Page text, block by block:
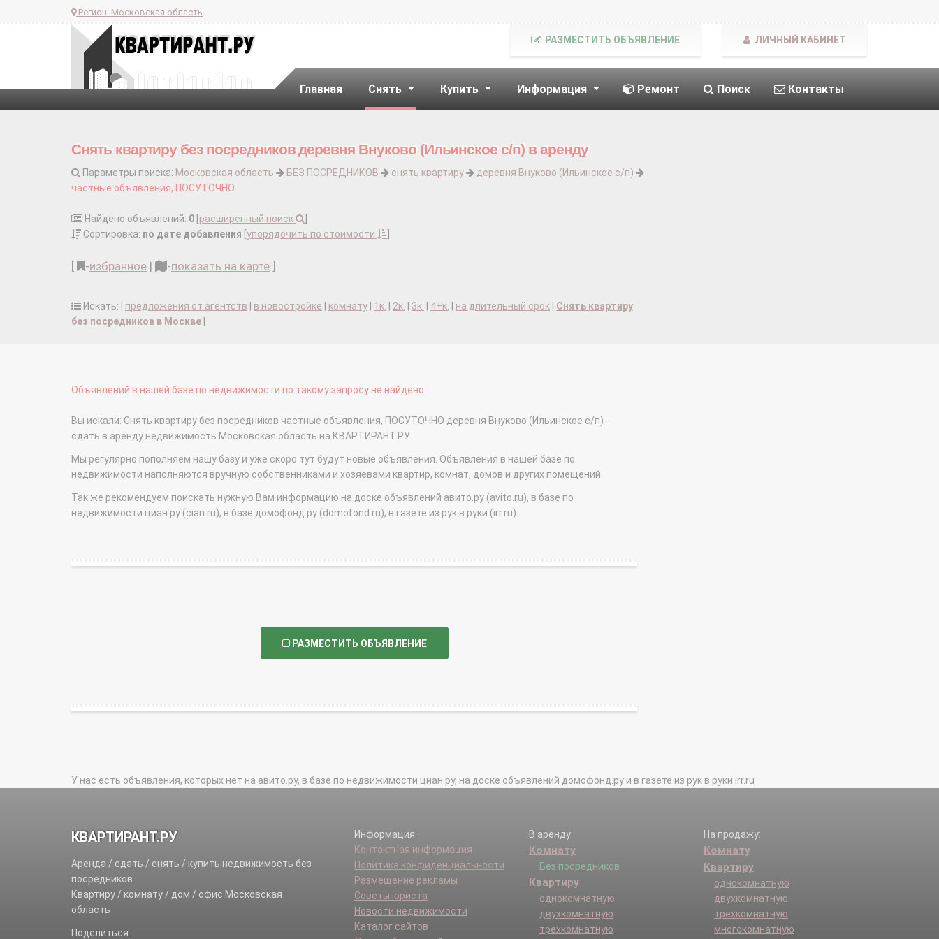
Регион: Московская область
Главная Снять Купить Информация Ремонт Поиск Контакты
РАЗМЕСТИТЬ ОБЪЯВЛЕНИЕ ЛИЧНЫЙ КАБИНЕТ
Снять квартиру без посредников деревня Внуково (Ильинское с/п) в аренду
Параметры поиска: Московская область БЕЗ ПОСРЕДНИКОВ снять квартиру
деревня Внуково (Ильинское с/п)
частные объявления, ПОСУТОЧНО
Найдено объявлений: 0 расширенный поиск
Сортировка: по дате добавления упорядочить по стоимости
-избранное | -показать на карте
Искать: | предложения от агентств в новостройке комнату 1к. 2к. 3к. 4+к. на длительный срок
Снять квартиру
без посредников в Москве
Объявлений в нашей базе по недвижимости по такому запросу не найдено...
Вы искали: Снять квартиру без посредников частные объявления, ПОСУТОЧНО деревня Внуково (Ильинское с/п) -
сдать в аренду недвижимость Московская область на КВАРТИРАНТ.РУ
Мы регулярно пополняем нашу базу и уже скоро тут будут новые объявления. Объявления в нашей базе по
недвижимости наполняются вручную собственниками и хозяевами квартир, комнат, домов и других помещений.
Так же рекомендуем поискать нужную Вам информацию на доске объявлений авито.ру (avito.ru), в базе по
недвижимости циан.ру (cian.ru), в базе домофонд.ру (domofond.ru), в газете из рук в руки (irr.ru).
РАЗМЕСТИТЬ ОБЪЯВЛЕНИЕ
У нас есть объявления, которых нет на авито.ру, в базе по недвижимости циан.ру, на доске объявлений домофонд.ру и в газете из рук в руки irr.ru
КВАРТИРАНТ.РУ
Аренда / сдать / снять / купить недвижимость без
посредников.
Квартиру / комнату / дом / офис Московская
область
Поделиться:
Информация:
Контактная информация
Политика конфиденциальности
Размещение рекламы
Советы юриста
Новости недвижимости
Каталог сайтов
В аренду:
Комнату
Без посредников
Квартиру
однокомнатную
двухкомнатную
трехкомнатную
На продажу:
Комнату
Квартиру
однокомнатную
двухкомнатную
трехкомнатную
многокомнатную